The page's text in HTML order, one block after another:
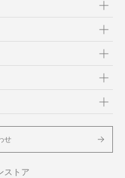
せ
ストア